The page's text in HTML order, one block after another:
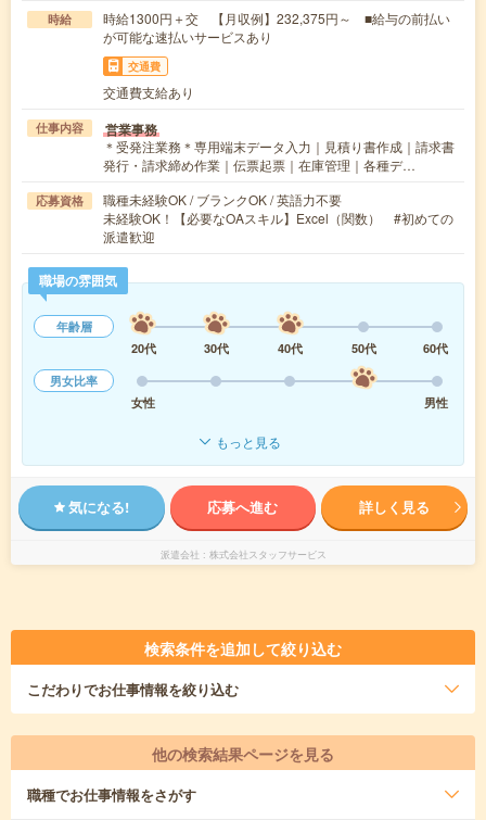
時給
時給1300円＋交 【月収例】232,375円～ ■給与の前払い
が可能な速払いサービスあり
交通費
交通費支給あり
仕事内容 営業事務
＊受発注業務＊専用端末データ入力｜見積り書作成｜請求書
発行・請求締め作業｜伝票起票｜在庫管理｜各種デ…
応募資格
職種未経験OK / ブランクOK / 英語力不要
未経験OK！【必要なOAスキル】Excel（関数） #初めての
派遣歓迎
職場の雰囲気
年齢層
20代
30代 40代 50代
60代
男女比率
女性
男性
もっと見る
気になる! 応募へ進む 詳しく見る
派遣会社 株式会社スタッフサービス
検索条件を追加して絞り込む
こだわりでお仕事情報を絞り込む
他の検索結果ページを見る
職種でお仕事情報をさがす